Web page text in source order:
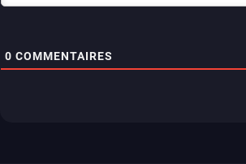
0 COMMENTAIRES